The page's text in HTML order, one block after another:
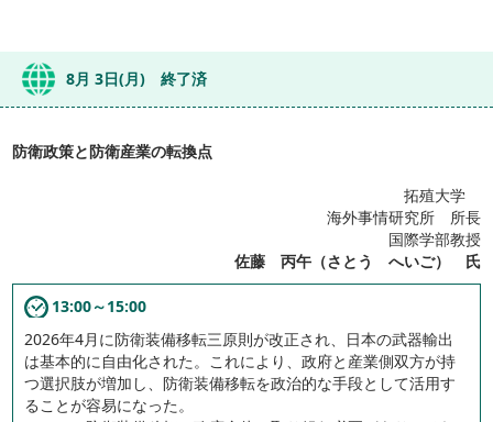
8月 3日(月) 終了済
防衛政策と防衛産業の転換点
拓殖大学
海外事情研究所 所長
国際学部教授
佐藤 丙午（さとう へいご） 氏
13:00～15:00
2026年4月に防衛装備移転三原則が改正され、日本の武器輸出
は基本的に自由化された。これにより、政府と産業側双方が持
つ選択肢が増加し、防衛装備移転を政治的な手段として活用す
ることが容易になった。